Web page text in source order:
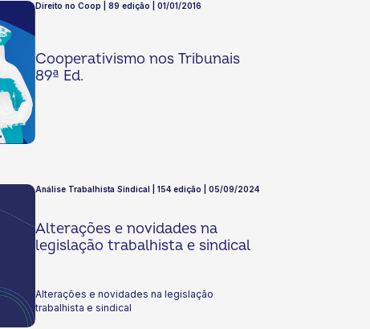
Direito no Coop | 89 edição | 01/01/2016
Cooperativismo nos Tribunais
89ª Ed.
Análise Trabalhista Sindical | 154 edição | 05/09/2024
Alterações e novidades na
legislação trabalhista e sindical
Alterações e novidades na legislação
trabalhista e sindical